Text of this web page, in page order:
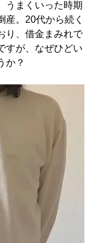
うまくいった時期
産。20代から続く
り、借金まみれで
すが、なぜひどい
か？